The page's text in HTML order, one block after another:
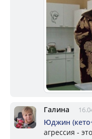
Галина
Юджин
агрессия -